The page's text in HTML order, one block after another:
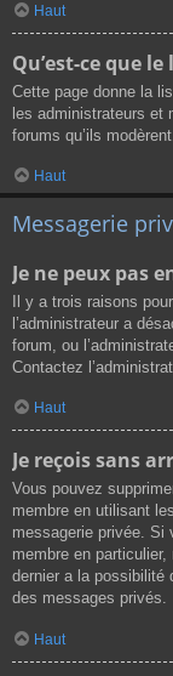
Haut
Qu’est-ce que
Cette page donne la
les administrateurs et
forums qu’ils modèrent.
Haut
Messagerie
Je ne peux pas
Il y a trois raisons
l’administrateur a
forum, ou
Contactez
Haut
Je reçois sans
Vous pouvez
membre en utilisant
messagerie privée. Si
membre en
dernier a la possibilité
des messages privés.
Haut